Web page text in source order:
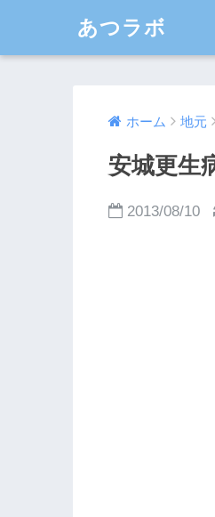
あつラボ
ホーム 地元
安城更生
2013/08/10